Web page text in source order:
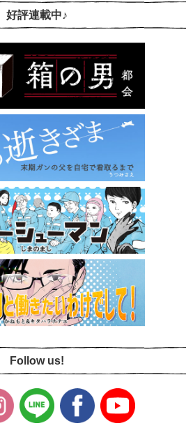
好評連載中♪
Follow us!